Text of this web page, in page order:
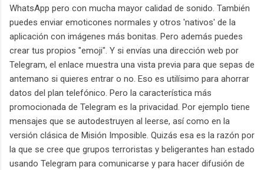
WhatsApp pero con mucha mayor calidad de sonido. También
puedes enviar emoticones normales y otros 'nativos' de la
aplicación con imágenes más bonitas. Pero además puedes
crear tus propios "emoji". Y si envías una dirección web por
Telegram, el enlace muestra una vista previa para que sepas de
antemano si quieres entrar o no. Eso es utilísimo para ahorrar
datos del plan telefónico. Pero la característica más
promocionada de Telegram es la privacidad. Por ejemplo tiene
mensajes que se autodestruyen al leerse, así como en la
versión clásica de Misión Imposible. Quizás esa es la razón por
la que se cree que grupos terroristas y beligerantes han estado
usando Telegram para comunicarse y para hacer difusión de